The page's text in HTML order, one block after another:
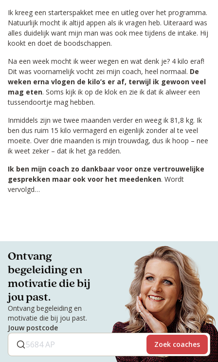
Ik kreeg een starterspakket mee en uitleg over het programma.
Natuurlijk mocht ik altijd appen als ik vragen heb. Uiteraard was
alles duidelijk want mijn man was ook mee tijdens de intake. Hij
kookt en doet de boodschappen.
Na een week mocht ik weer wegen en wat denk je? 4 kilo eraf!
Dit was voornamelijk vocht zei mijn coach, heel normaal. De
weken erna vlogen de kilo’s er af, terwijl ik gewoon veel
mag eten. Soms kijk ik op de klok en zie ik dat ik alweer een
tussendoortje mag hebben.
Inmiddels zijn we twee maanden verder en weeg ik 81,8 kg. Ik
ben dus ruim 15 kilo vermagerd en eigenlijk zonder al te veel
moeite. Over drie maanden is mijn trouwdag, dus ik hoop – nee
ik weet zeker – dat ik het ga redden.
Ik ben mijn coach zo dankbaar voor onze vertrouwelijke
gesprekken maar ook voor het meedenken. Wordt
vervolgd…
Ontvang
begeleiding en
motivatie die bij
jou past.
Ontvang begeleiding en
motivatie die bij jou past.
Jouw postcode
Zoek coaches